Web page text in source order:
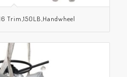
Trim,150LB,Handwheel